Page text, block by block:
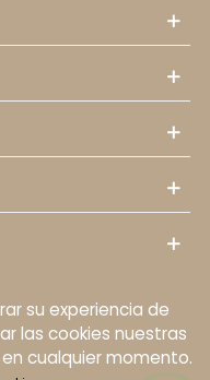
legal
Política de
Términos y
su experiencia de
las cookies nuestras
cualquier momento.